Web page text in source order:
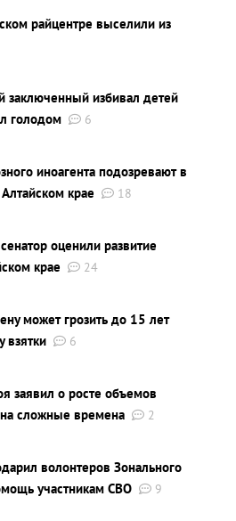
райцентре выселили из
заключенный избивал детей
голодом
6
иноагента подозревают в
крае
18
оценили развитие
крае
24
может грозить до 15 лет
взятки
6
заявил о росте объемов
на сложные времена
2
волонтеров Зонального
участникам СВО
9